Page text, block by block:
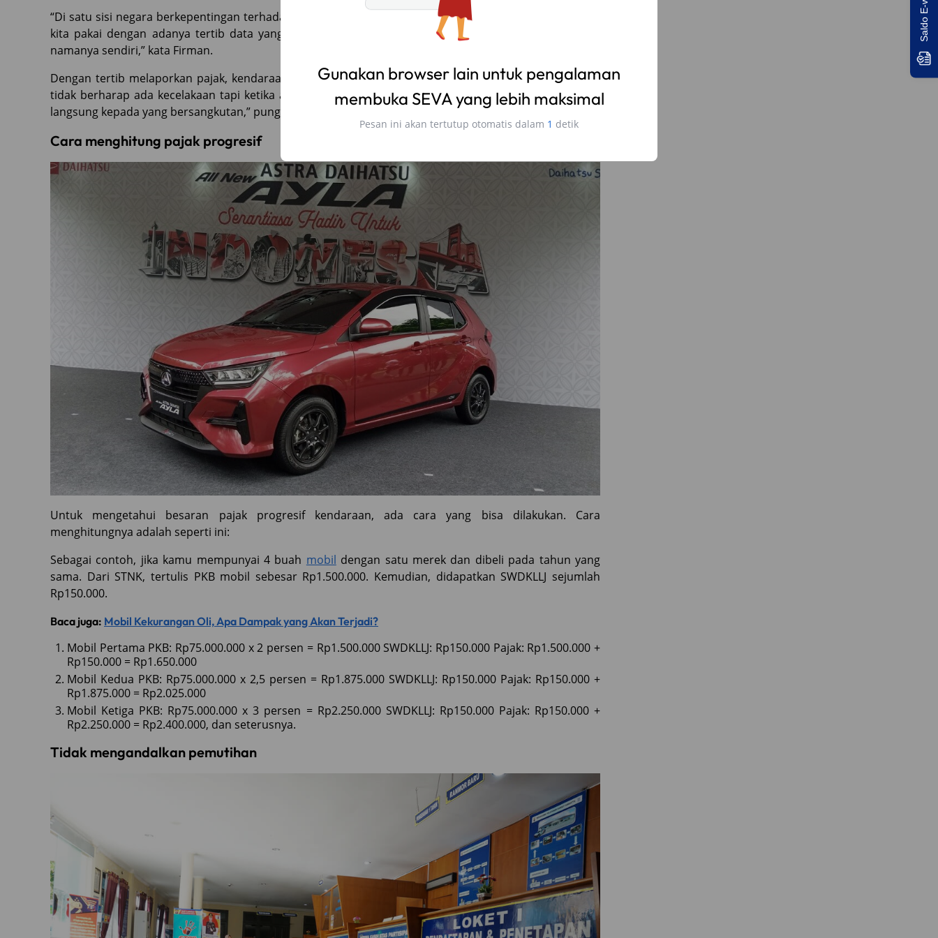
“Di satu sisi negara berkepentingan terhadap data
ranmor (kendaraan bermotor)
kita pakai dengan adanya tertib data yang tadi disampaikan Pak Dirjen kalau sudah digunakan atas
namanya sendiri,” kata Firman.
Dengan tertib melaporkan pajak, kendaraan tersebut akan dianggap secara legal dan dilindungi. “Kita
tidak berharap ada kecelakaan tapi ketika ada pengemudi yang jatuh yang celaka, bisa dapat datanya
langsung kepada yang bersangkutan,” pungkasnya.
Cara menghitung pajak progresif
Untuk mengetahui besaran pajak progresif kendaraan, ada cara yang bisa dilakukan. Cara
menghitungnya adalah seperti ini:
Sebagai contoh, jika kamu mempunyai 4 buah mobil dengan satu merek dan dibeli pada tahun yang
sama. Dari STNK, tertulis PKB mobil sebesar Rp1.500.000. Kemudian, didapatkan SWDKLLJ sejumlah
Rp150.000.
Baca juga: Mobil Kekurangan Oli, Apa Dampak yang Akan Terjadi?
Mobil Pertama PKB: Rp75.000.000 x 2 persen = Rp1.500.000 SWDKLLJ: Rp150.000 Pajak: Rp1.500.000 +
Rp150.000 = Rp1.650.000
Mobil Kedua PKB: Rp75.000.000 x 2,5 persen = Rp1.875.000 SWDKLLJ: Rp150.000 Pajak: Rp150.000 +
Rp1.875.000 = Rp2.025.000
Mobil Ketiga PKB: Rp75.000.000 x 3 persen = Rp2.250.000 SWDKLLJ: Rp150.000 Pajak: Rp150.000 +
Rp2.250.000 = Rp2.400.000, dan seterusnya.
Tidak mengandalkan pemutihan